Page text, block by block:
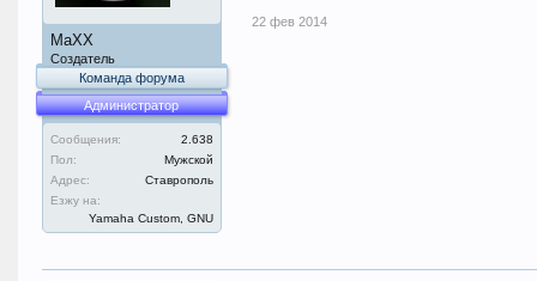
MaXX
Создатель
Команда форума
Администратор
Сообщения:
2.638
Пол:
Мужской
Адрес:
Ставрополь
Езжу на:
Yamaha Custom, GNU
22 фев 2014